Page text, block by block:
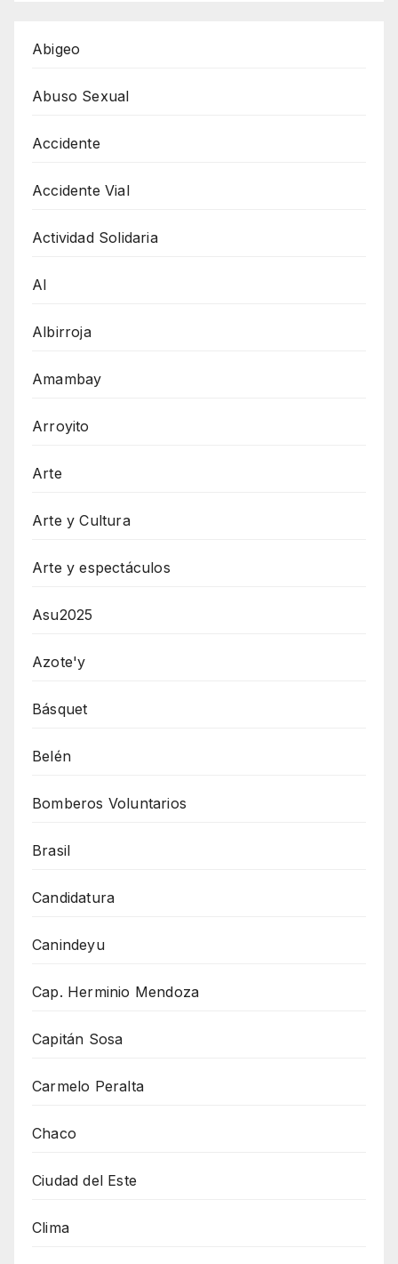
Abigeo
Abuso Sexual
Accidente
Accidente Vial
Actividad Solidaria
AI
Albirroja
Amambay
Arroyito
Arte
Arte y Cultura
Arte y espectáculos
Asu2025
Azote'y
Básquet
Belén
Bomberos Voluntarios
Brasil
Candidatura
Canindeyu
Cap. Herminio Mendoza
Capitán Sosa
Carmelo Peralta
Chaco
Ciudad del Este
Clima